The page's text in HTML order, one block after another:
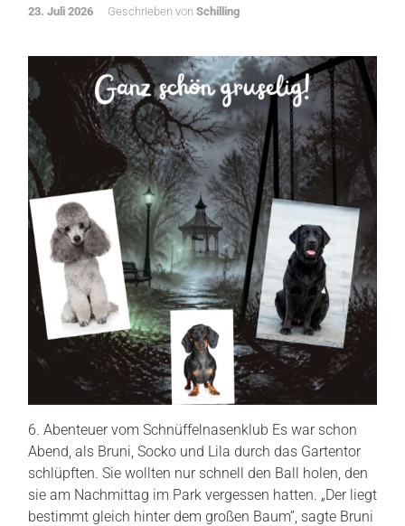
23. Juli 2026 Geschrieben von Schilling
6. Abenteuer vom Schnüffelnasenklub Es war schon
Abend, als Bruni, Socko und Lila durch das Gartentor
schlüpften. Sie wollten nur schnell den Ball holen, den
sie am Nachmittag im Park vergessen hatten. „Der liegt
bestimmt gleich hinter dem großen Baum”, sagte Bruni